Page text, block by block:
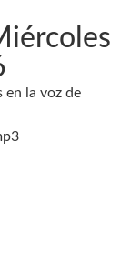
en la voz de